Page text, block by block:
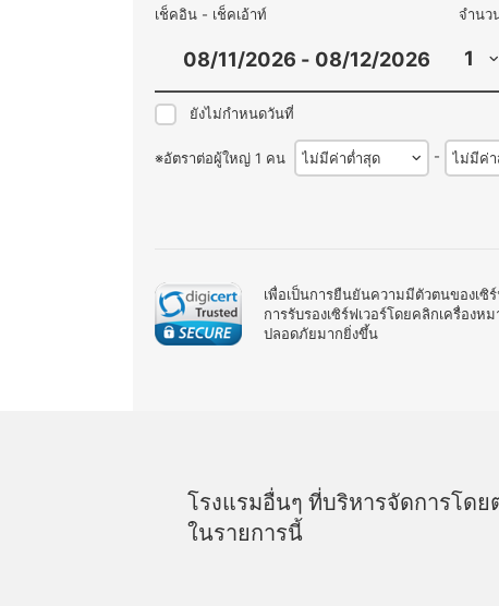
เช็คอิน - เช็คเอ้าท์
ยังไม่กำหนดวันที่
จำนว
※อัตราต่อผู้ใหญ่ 1 คน -
เพื่อเป็นการยืนยันความมีตัวตนของเซิ
การรับรองเซิร์ฟเวอร์โดยคลิกเครื่อง
ปลอดภัยมากยิ่งขึ้น
โรงแรมอื่นๆ ที่บริหารจัดการโดย
ในรายการนี้